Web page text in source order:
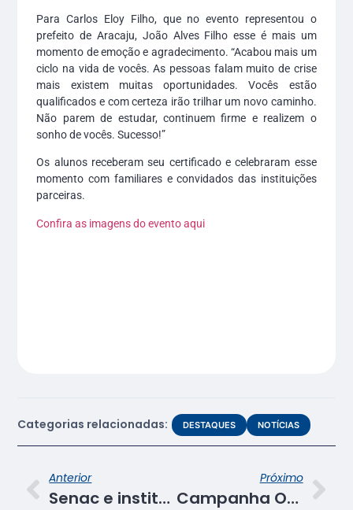
Para Carlos Eloy Filho, que no evento representou o
prefeito de Aracaju, João Alves Filho esse é mais um
momento de emoção e agradecimento. “Acabou mais um
ciclo na vida de vocês. As pessoas falam muito de crise
mais existem muitas oportunidades. Vocês estão
qualificados e com certeza irão trilhar um novo caminho.
Não parem de estudar, continuem firme e realizem o
sonho de vocês. Sucesso!”
Os alunos receberam seu certificado e celebraram esse
momento com familiares e convidados das instituições
parceiras.
Confira as imagens do evento aqui
Categorias relacionadas: DESTAQUES NOTÍCIAS
Anterior
Senac e instituições parceiras participam de laboratório com a Yunus Negócios Sociais
Próximo
Campanha Outubro Rosa